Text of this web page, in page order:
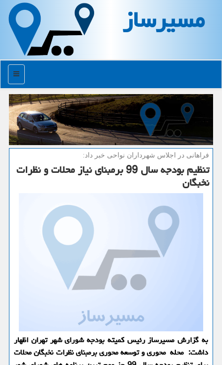
مسیرساز
منو
فراهانی در اجلاس شهرداران نواحی خبر داد:
تنظیم بودجه سال 99 برمبنای نیاز محلات و نظرات
نخبگان
به گزارش مسیرساز رئیس كمیته بودجه شورای شهر تهران اظهار
داشت: محله محوری و توسعه محوری برمبنای نظرات نخبگان محلات